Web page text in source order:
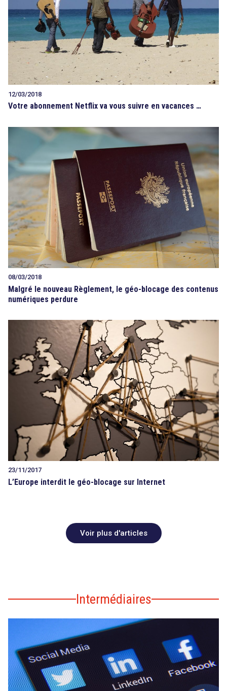
12/03/2018
Votre abonnement Netflix va vous suivre en vacances …
08/03/2018
Malgré le nouveau Règlement, le géo-blocage des contenus
numériques perdure
23/11/2017
L’Europe interdit le géo-blocage sur Internet
Voir plus d'articles
Intermédiaires